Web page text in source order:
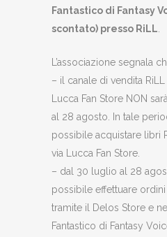
Fantastico di Fantasy
scontato) presso RiLL
L’associazione segnala
– il canale di vendita
Lucca Fan Store NON
al 28 agosto. In tale
possibile acquistare libri
via Lucca Fan Store.
– dal 30 luglio al 28
possibile effettuare
tramite il Delos Store e
Fantastico di Fantasy